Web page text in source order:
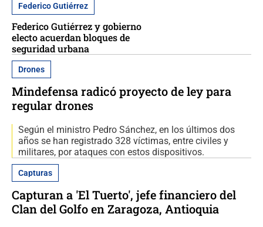
Federico Gutiérrez
Federico Gutiérrez y gobierno
electo acuerdan bloques de
seguridad urbana
Drones
Mindefensa radicó proyecto de ley para
regular drones
Según el ministro Pedro Sánchez, en los últimos dos
años se han registrado 328 víctimas, entre civiles y
militares, por ataques con estos dispositivos.
Capturas
Capturan a 'El Tuerto', jefe financiero del
Clan del Golfo en Zaragoza, Antioquia